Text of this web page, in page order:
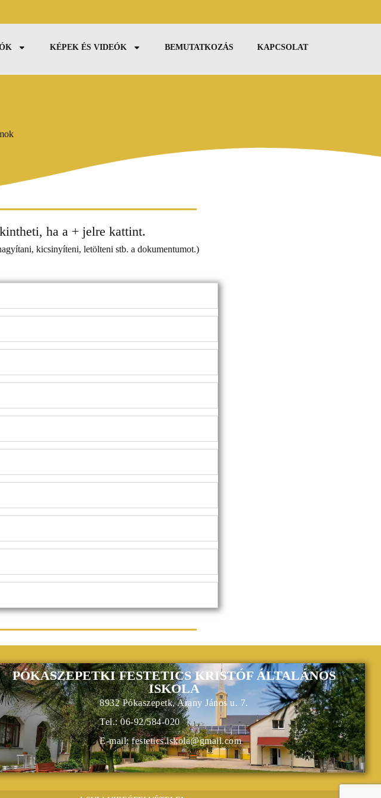
KÉPEK ÉS VIDEÓK BEMUTATKOZÁS KAPCSOLAT
ha a + jelre kattint.
kicsinyíteni, letölteni stb. a dokumentumot.)
PÓKASZEPETKI FESTETICS KRISTÓF ÁLTALÁNOS
ISKOLA
8932 Pókaszepetk, Arany János u. 7.
Tel.: 06-92/584-020
E-mail: festetics.iskola@gmail.com